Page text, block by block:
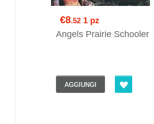
€8.52 1 pz
Angels Prairie Schooler
AGGIUNGI